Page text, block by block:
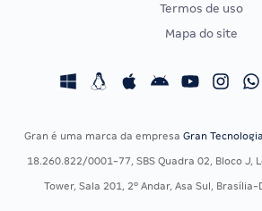
Concursos Fiscais
Concursos Saúde
Termos de uso
Mapa do site
Gran é uma marca da empresa Gran
18.260.822/0001-77, SBS Quadra 02, Bloco J,
Tower, Sala 201, 2º Andar, Asa Sul, Brasília-